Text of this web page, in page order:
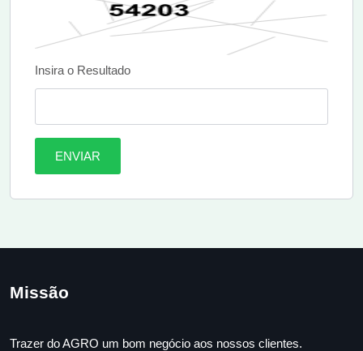
Insira o Resultado
ENVIAR
Missão
Trazer do AGRO um bom negócio aos nossos clientes.